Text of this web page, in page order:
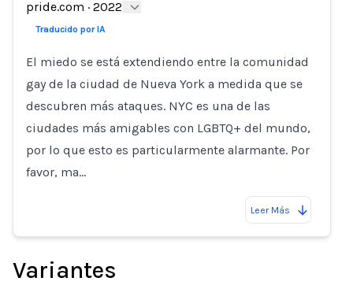
Loading...
pride.com · 2022
Traducido por IA
El miedo se está extendiendo entre la comunidad
gay de la ciudad de Nueva York a medida que se
descubren más ataques. NYC es una de las
ciudades más amigables con LGBTQ+ del mundo,
por lo que esto es particularmente alarmante. Por
favor, ma…
Leer Más
Variantes